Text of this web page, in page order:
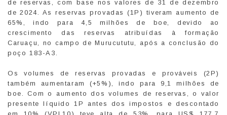
de reservas, com base nos valores de 31 de dezembro
de 2024. As reservas provadas (1P) tiveram aumento de
65%, indo para 4,5 milhões de boe, devido ao
crescimento das reservas atribuídas à formação
Caruaçu, no campo de Murucututu, após a conclusão do
poço 183-A3.
Os volumes de reservas provadas e prováveis (2P)
também aumentaram (+5%), indo para 9,1 milhões de
boe. Com o aumento dos volumes de reservas, o valor
presente líquido 1P antes dos impostos e descontado